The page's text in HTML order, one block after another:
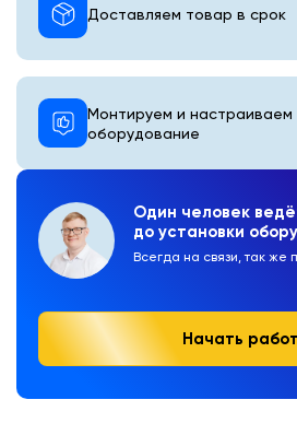
Один человек
до установки
Всегда на связи, так же
Начать
Монтируем и настраиваем
оборудование
Доставляем товар в срок